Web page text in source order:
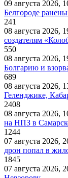
09 августа 2026,
Белгороде
241
08 августа 2026,
создателям
550
08 августа 2026,
Болгарию и
689
08 августа 2026,
Геленджике,
2408
08 августа 2026,
на НПЗ в
1244
07 августа 2026,
дрон попал в
1845
07 августа 2026,